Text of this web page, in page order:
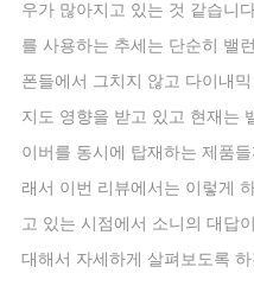
우가 많아지고 있는 것 같습니
를 사용하는 추세는 단순히 밸
폰들에서 그치지 않고 다이내
지도 영향을 받고 있고 현재는
이버를 동시에 탑재하는 제품
래서 이번 리뷰에서는 이렇게
고 있는 시점에서 소니의 대답
대해서 자세하게 살펴보도록